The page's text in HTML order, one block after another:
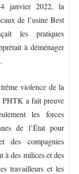
janvier 2022, la
de l’usine Best
les pratiques
à déménager
violence de la
PHTK a fait preuve
les forces
de l’État pour
des compagnies
à des milices et des
travailleurs et les